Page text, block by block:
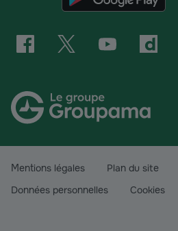
Mentions légales
Plan du site
Données personnelles
Cookies